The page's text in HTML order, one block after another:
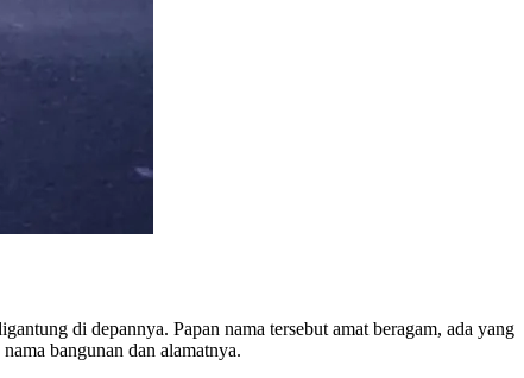
di depannya. Papan nama tersebut amat beragam, ada yang
bangunan dan alamatnya.